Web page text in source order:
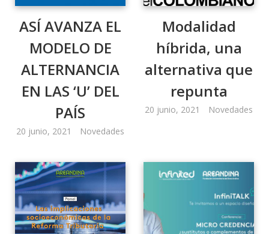
ASÍ AVANZA EL
MODELO DE
ALTERNANCIA
EN LAS ‘U’ DEL
PAÍS
20 junio, 2021 Novedades
Modalidad
híbrida, una
alternativa que
repunta
20 junio, 2021 Novedades